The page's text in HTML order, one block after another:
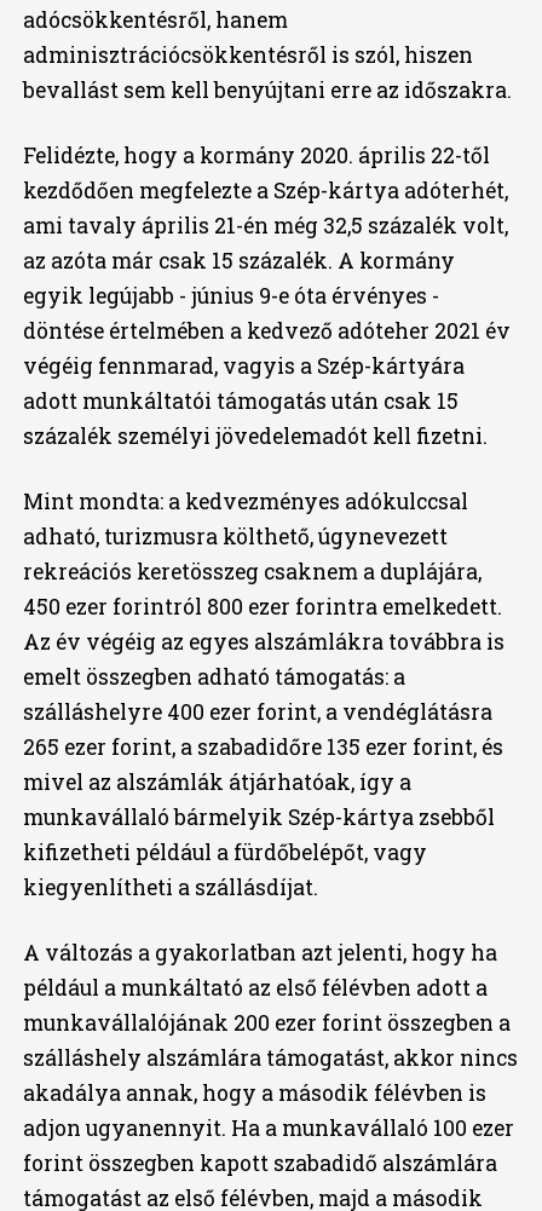
adócsökkentésről, hanem
adminisztrációcsökkentésről is szól, hiszen
bevallást sem kell benyújtani erre az időszakra.
Felidézte, hogy a kormány 2020. április 22-től
kezdődően megfelezte a Szép-kártya adóterhét,
ami tavaly április 21-én még 32,5 százalék volt,
az azóta már csak 15 százalék. A kormány
egyik legújabb - június 9-e óta érvényes -
döntése értelmében a kedvező adóteher 2021 év
végéig fennmarad, vagyis a Szép-kártyára
adott munkáltatói támogatás után csak 15
százalék személyi jövedelemadót kell fizetni.
Mint mondta: a kedvezményes adókulccsal
adható, turizmusra költhető, úgynevezett
rekreációs keretösszeg csaknem a duplájára,
450 ezer forintról 800 ezer forintra emelkedett.
Az év végéig az egyes alszámlákra továbbra is
emelt összegben adható támogatás: a
szálláshelyre 400 ezer forint, a vendéglátásra
265 ezer forint, a szabadidőre 135 ezer forint, és
mivel az alszámlák átjárhatóak, így a
munkavállaló bármelyik Szép-kártya zsebből
kifizetheti például a fürdőbelépőt, vagy
kiegyenlítheti a szállásdíjat.
A változás a gyakorlatban azt jelenti, hogy ha
például a munkáltató az első félévben adott a
munkavállalójának 200 ezer forint összegben a
szálláshely alszámlára támogatást, akkor nincs
akadálya annak, hogy a második félévben is
adjon ugyanennyit. Ha a munkavállaló 100 ezer
forint összegben kapott szabadidő alszámlára
támogatást az első félévben, majd a második